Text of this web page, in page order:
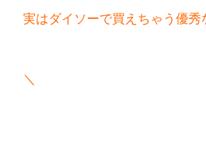
実はダイソーで買えちゃう優秀
＼